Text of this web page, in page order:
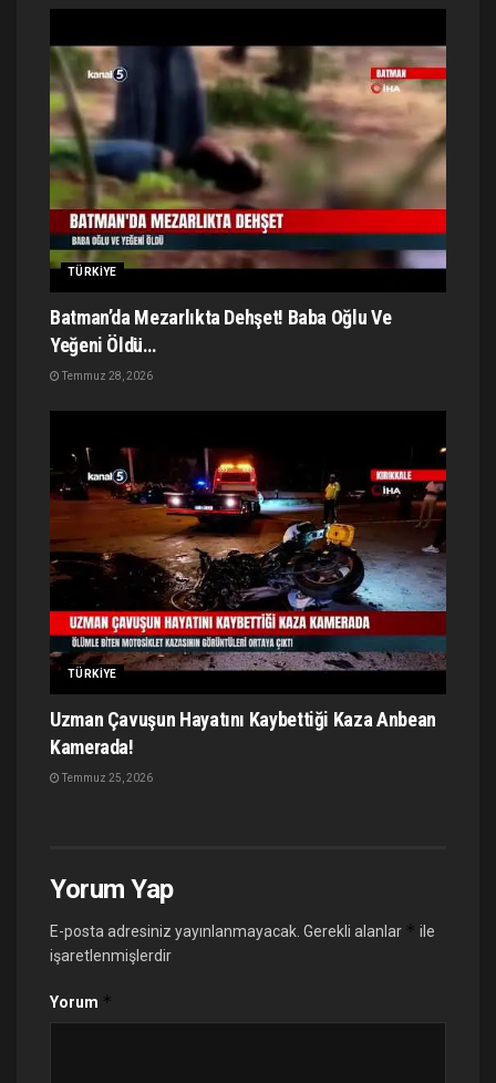
TÜRKIYE
Batman’da Mezarlıkta Dehşet! Baba Oğlu Ve
Yeğeni Öldü…
Temmuz 28, 2026
TÜRKIYE
Uzman Çavuşun Hayatını Kaybettiği Kaza Anbean
Kamerada!
Temmuz 25, 2026
Yorum Yap
E-posta adresiniz yayınlanmayacak. Gerekli alanlar * ile
işaretlenmişlerdir
Yorum *